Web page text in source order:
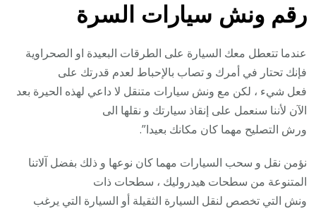
رقمونش سيارات السرة
عندما تتعطل معك السيارة على الطرقات البعيدة او الصحراوية
فإنك تحتار في أمرك و تصاب بالإحباط لعدم قدرتك على
فعل شيء ، لكن مع ونش سيارات متنقل لا داعي لهذه الحيرة بعد
الآن لأننا سنعمل على إنقاذ سيارتك و نقلها الى
ورش التصليح مهما كان مكانك بعيدا”.
نؤمن نقل و سحب السيارات مهما كان نوعها و ذلك بفضل آلاتنا
المتنوعة من سطحات هيدروليك ، سطحات ذات
ونش التي تخصص لنقل السيارة الثقيلة أو السيارة التي يرغب